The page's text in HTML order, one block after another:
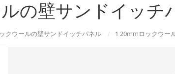
の壁サンドイッチ
クウールの壁サンドイッチパネル / 1 20mmロックウー